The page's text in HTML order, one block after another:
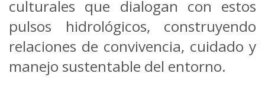
culturales que dialogan con estos
pulsos hidrológicos, construyendo
relaciones de convivencia, cuidado y
manejo sustentable del entorno.